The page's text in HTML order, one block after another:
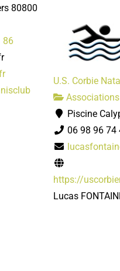
80800
86
U.S. Corbie
Piscine
06 98 96 74
https://
Lucas